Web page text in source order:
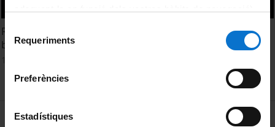
consultar laPolítica de galetes del lloc web de la
Selecció
de Requeriments
Preferències
Estadístiques
Revealing cancer mechanisms by simulations: a bridge
between physics and medicine
MENÚ PEU 1